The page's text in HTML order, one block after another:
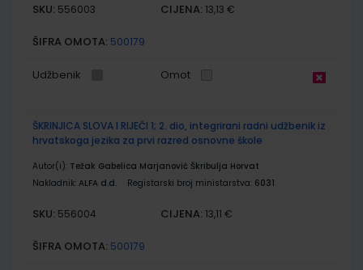
SKU: 556003 CIJENA: 13,13 €
ŠIFRA OMOTA: 500179
Udžbenik Omot
ŠKRINJICA SLOVA I RIJEČI 1; 2. dio, integrirani radni udžbenik iz
hrvatskoga jezika za prvi razred osnovne škole
Autor(i): Težak Gabelica Marjanović Škribulja Horvat
Nakladnik: ALFA d.d. Registarski broj ministarstva: 6031
SKU: 556004 CIJENA: 13,11 €
ŠIFRA OMOTA: 500179